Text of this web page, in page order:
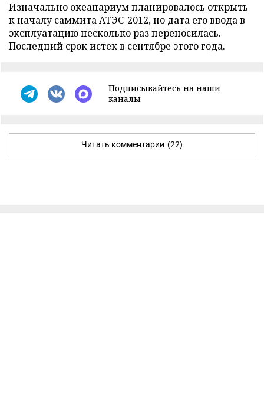
Изначально океанариум планировалось открыть
к началу саммита АТЭС-2012, но дата его ввода в
эксплуатацию несколько раз переносилась.
Последний срок истек в сентябре этого года.
Подписывайтесь на наши
каналы
Читать комментарии (22)